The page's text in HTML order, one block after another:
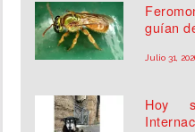
guían
Julio 31,
Hoy